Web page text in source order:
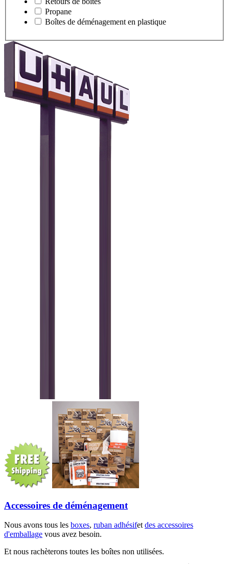
Propane
Boîtes de déménagement en plastique
Accessoires de déménagement
Nous avons tous les boxes, ruban adhésifetdes accessoires
d'emballage vous avez besoin.
Et nous rachèterons toutes les boîtes non utilisées.